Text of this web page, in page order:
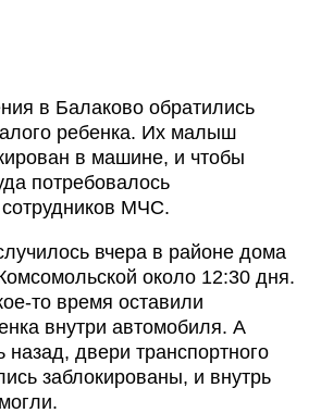
в Балаково обратились
ребенка. Их малыш
в машине, и чтобы
потребовалось
МЧС.
вчера в районе дома
около 12:30 дня.
то время оставили
внутри автомобиля. А
назад, двери транспортного
заблокированы, и внутрь